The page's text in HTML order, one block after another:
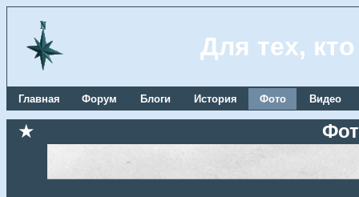
Для тех,
Главная Форум Блоги История Фото Видео
★